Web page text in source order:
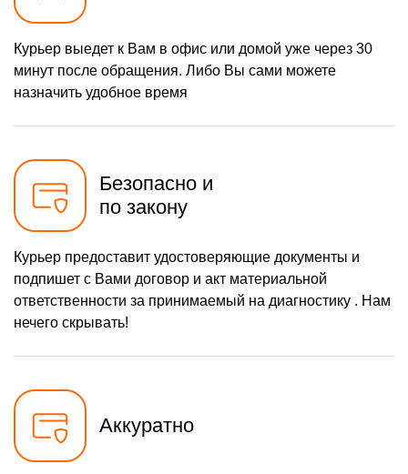
Курьер выедет к Вам в офис или домой уже через 30
минут после обращения. Либо Вы сами можете
назначить удобное время
Безопасно и
по закону
Курьер предоставит удостоверяющие документы и
подпишет с Вами договор и акт материальной
ответственности за принимаемый на диагностику . Нам
нечего скрывать!
Аккуратно